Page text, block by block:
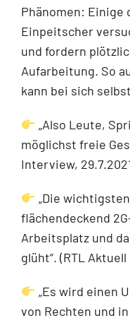
Phänomen: Einige
Einpeitscher
und fordern
Aufarbeitung. So
kann bei sich
„Also Leute,
möglichst freie
Interview,
„Die
flächendeckend
Arbeitsplatz und
glüht“. (RTL Aktuell
„Es wird einen
von Rechten und